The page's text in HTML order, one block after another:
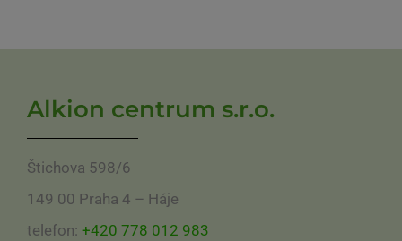
Alkion centrum s.r.o.
Štichova 598/6
149 00 Praha 4 – Háje
telefon: +420 778 012 983